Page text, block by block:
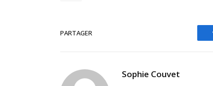
PARTAGER
Sophie Couvet